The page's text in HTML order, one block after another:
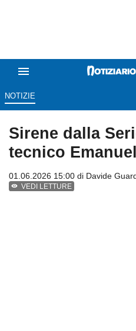
NOTIZIE
Sirene dalla
tecnico
01.06.2026 15:00 di Davide
VEDI LETTURE